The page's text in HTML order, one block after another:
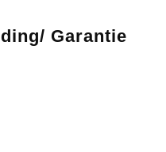
Garantie